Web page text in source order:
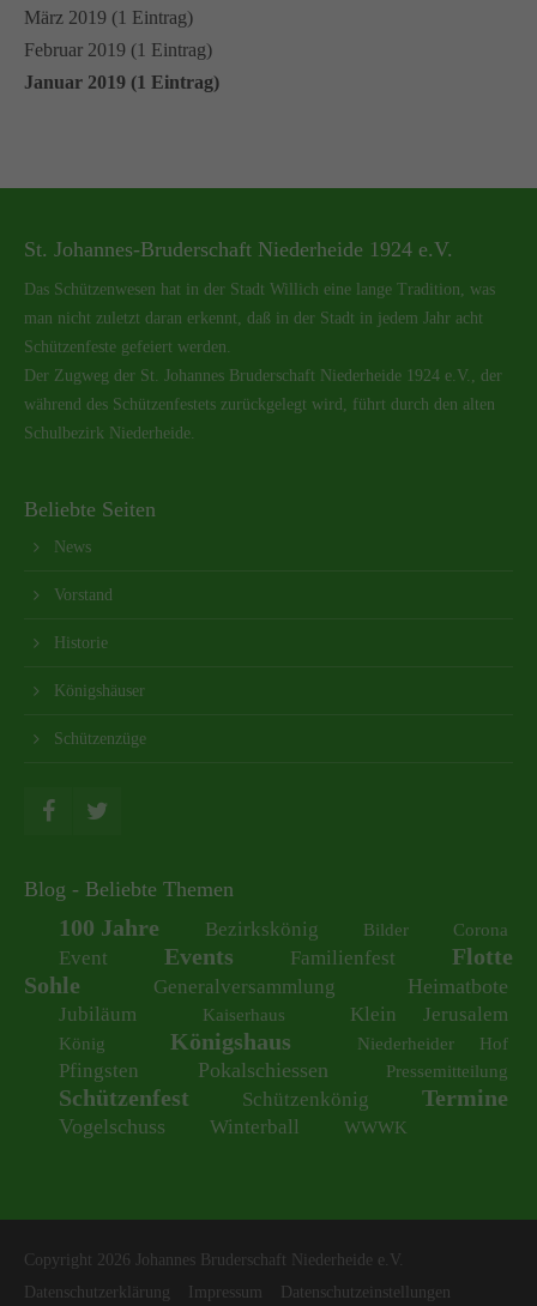
März 2019 (1 Eintrag)
Februar 2019 (1 Eintrag)
Januar 2019 (1 Eintrag)
St. Johannes-Bruderschaft Niederheide 1924 e.V.
Das Schützenwesen hat in der Stadt Willich eine lange Tradition, was
man nicht zuletzt daran erkennt, daß in der Stadt in jedem Jahr acht
Schützenfeste gefeiert werden.
Der Zugweg der St. Johannes Bruderschaft Niederheide 1924 e.V., der
während des Schützenfestets zurückgelegt wird, führt durch den alten
Schulbezirk Niederheide.
Beliebte Seiten
News
Vorstand
Historie
Königshäuser
Schützenzüge
Blog - Beliebte Themen
100 Jahre Bezirkskönig Bilder Corona
Event Events Familienfest
Flotte
Sohle
Generalversammlung Heimatbote
Jubiläum Kaiserhaus Klein Jerusalem
König Königshaus Niederheider Hof
Pfingsten Pokalschiessen Pressemitteilung
Schützenfest Schützenkönig Termine
Vogelschuss Winterball WWWK
Copyright 2026 Johannes Bruderschaft Niederheide e.V.
Datenschutzerklärung
Impressum Datenschutzeinstellungen